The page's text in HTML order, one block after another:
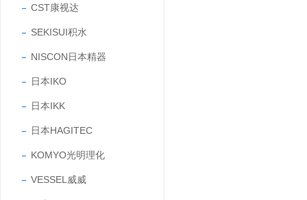
CST康视达
SEKISUI积水
NISCON日本精器
日本IKO
日本IKK
日本HAGITEC
KOMYO光明理化
VESSEL威威